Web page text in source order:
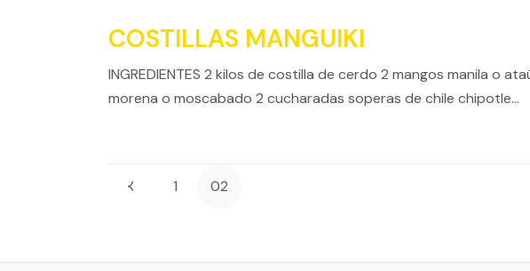
COSTILLAS MANGUIKI
INGREDIENTES 2 kilos de costilla de cerdo 2 mangos manila o
morena o moscabado 2 cucharadas soperas de chile chipotle…
1 02